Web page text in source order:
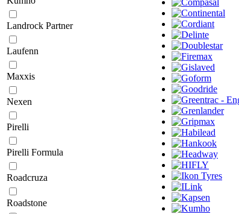
Landrock Partner
Laufenn
Maxxis
Nexen
Pirelli
Pirelli Formula
Roadcruza
Roadstone